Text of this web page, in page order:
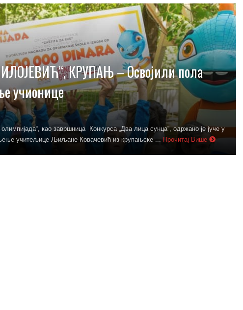
КРУПАЊ – Освојили пола
учионице
као завршница Конкурса „Два лица сунца“, одржано је јуче у
учитељице Љиљане Ковачевић из крупањске ...
Прочитај Више